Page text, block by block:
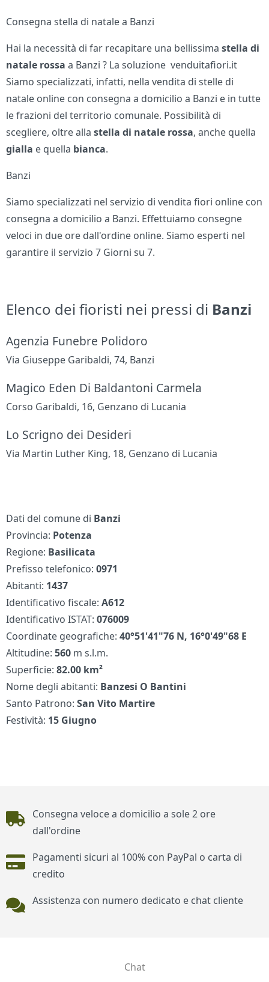
Consegna stella di natale a Banzi
Hai la necessità di far recapitare una bellissimastella di
natale rossa a Banzi ? La soluzione venduitafiori.it
Siamo specializzati, infatti, nella vendita di stelle di
natale online con consegna a domicilio a Banzi e in tutte
le frazioni del territorio comunale. Possibilità di
scegliere, oltre allastella di natale rossa, anche quella
gialla e quella bianca.
Banzi
Siamo specializzati nel servizio di vendita fiori online con
consegna a domicilio a Banzi. Effettuiamo consegne
veloci in due ore dall'ordine online. Siamo esperti nel
garantire il servizio 7 Giorni su 7.
Elenco dei fioristi nei pressi di Banzi
Agenzia Funebre Polidoro
Via Giuseppe Garibaldi, 74, Banzi
Magico Eden Di Baldantoni Carmela
Corso Garibaldi, 16, Genzano di Lucania
Lo Scrigno dei Desideri
Via Martin Luther King, 18, Genzano di Lucania
Dati del comune di Banzi
Provincia: Potenza
Regione: Basilicata
Prefisso telefonico:0971
Abitanti: 1437
Identificativo fiscale:A612
Identificativo ISTAT:076009
Coordinate geografiche:40°51'41"76 N, 16°0'49"68 E
Altitudine:560 m s.l.m.
Superficie:82.00 km²
Nome degli abitanti: Banzesi O Bantini
Santo Patrono:San Vito Martire
Festività: 15 Giugno
Piè di pagina
Consegna veloce a domicilio a sole 2 ore
dall'ordine
Pagamenti sicuri al 100% con PayPal o carta di
credito
Assistenza con numero dedicato e chat cliente
Chat